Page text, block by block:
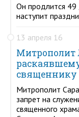
Он продлится 49
наступит
13 апреля 16
Митрополит
священнику
Митрополит
запрет на
священного